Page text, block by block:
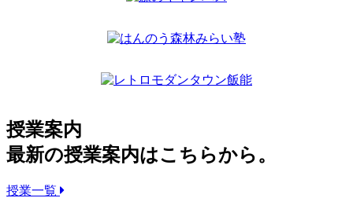
授業案内
最新の授業案内はこちらから。
授業一覧